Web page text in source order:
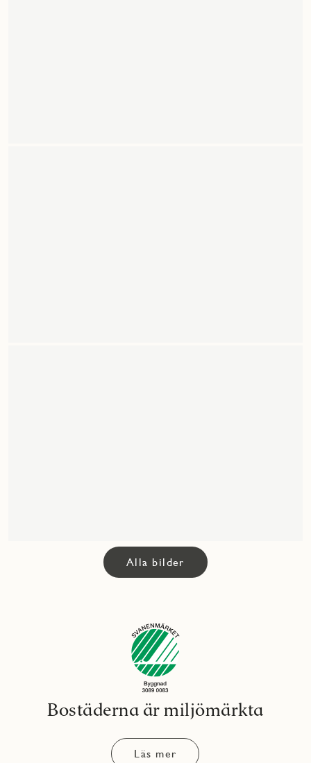
Alla bilder
Bostäderna är miljömärkta
Läs mer